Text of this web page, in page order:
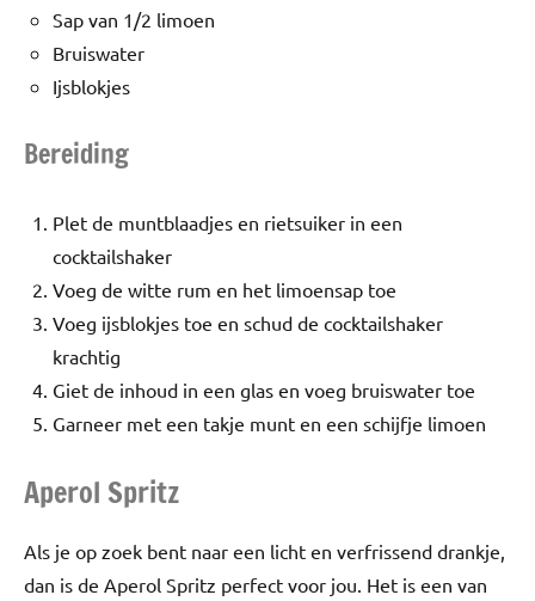
Sap van 1/2 limoen
Bruiswater
Ijsblokjes
Bereiding
Plet de muntblaadjes en rietsuiker in een
cocktailshaker
Voeg de witte rum en het limoensap toe
Voeg ijsblokjes toe en schud de cocktailshaker
krachtig
Giet de inhoud in een glas en voeg bruiswater toe
Garneer met een takje munt en een schijfje limoen
Aperol Spritz
Als je op zoek bent naar een licht en verfrissend drankje,
dan is de Aperol Spritz perfect voor jou. Het is een van